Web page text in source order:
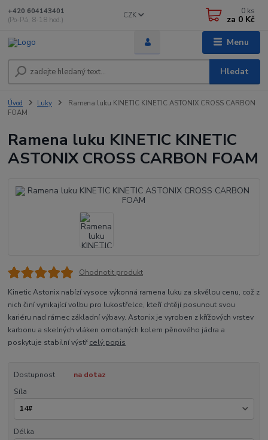
Menu
CZK
Hledat
+420 604143401
(Po-Pá, 8-18 hod.)
0 ks
za 0 Kč
Úvod Luky
Ramena luku KINETIC KINETIC ASTONIX CROSS CARBON
FOAM
Ramena luku KINETIC KINETIC
ASTONIX CROSS CARBON FOAM
Ohodnotit produkt
Kinetic Astonix nabízí vysoce výkonná ramena luku za skvělou cenu, což z
nich činí vynikající volbu pro lukostřelce, kteří chtějí posunout svou
kariéru nad rámec základní výbavy. Astonix je vyroben z křížových vrstev
karbonu a skelných vláken omotaných kolem pěnového jádra a
poskytuje stabilní výstř celý popis
Dostupnost
na dotaz
Síla
Délka